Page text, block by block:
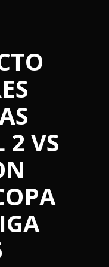
2 VS